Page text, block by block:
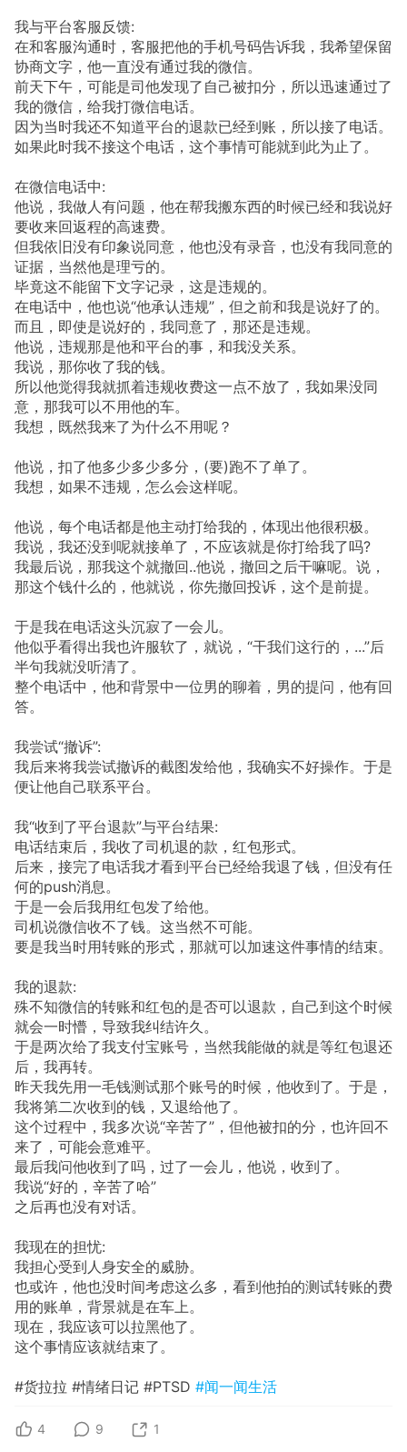
我与平台客服反馈:
在和客服沟通时，客服把他的手机号码告诉我，我希望保留
协商文字，他一直没有通过我的微信。
前天下午，可能是司他发现了自己被扣分，所以迅速通过了
我的微信，给我打微信电话。
因为当时我还不知道平台的退款已经到账，所以接了电话。
如果此时我不接这个电话，这个事情可能就到此为止了。
在微信电话中:
他说，我做人有问题，他在帮我搬东西的时候已经和我说好
要收来回返程的高速费。
但我依旧没有印象说同意，他也没有录音，也没有我同意的
证据，当然他是理亏的。
毕竟这不能留下文字记录，这是违规的。
在电话中，他也说“他承认违规”，但之前和我是说好了的。
而且，即使是说好的，我同意了，那还是违规。
他说，违规那是他和平台的事，和我没关系。
我说，那你收了我的钱。
所以他觉得我就抓着违规收费这一点不放了，我如果没同
意，那我可以不用他的车。
我想，既然我来了为什么不用呢？
他说，扣了他多少多少多分，(要)跑不了单了。
我想，如果不违规，怎么会这样呢。
他说，每个电话都是他主动打给我的，体现出他很积极。
我说，我还没到呢就接单了，不应该就是你打给我了吗?
我最后说，那我这个就撤回..他说，撤回之后干嘛呢。说，
那这个钱什么的，他就说，你先撤回投诉，这个是前提。
于是我在电话这头沉寂了一会儿。
他似乎看得出我也许服软了，就说，“干我们这行的，...”后
半句我就没听清了。
整个电话中，他和背景中一位男的聊着，男的提问，他有回
答。
我尝试“撤诉”:
我后来将我尝试撤诉的截图发给他，我确实不好操作。于是
便让他自己联系平台。
我“收到了平台退款”与平台结果:
电话结束后，我收了司机退的款，红包形式。
后来，接完了电话我才看到平台已经给我退了钱，但没有任
何的push消息。
于是一会后我用红包发了给他。
司机说微信收不了钱。这当然不可能。
要是我当时用转账的形式，那就可以加速这件事情的结束。
我的退款:
殊不知微信的转账和红包的是否可以退款，自己到这个时候
就会一时懵，导致我纠结许久。
于是两次给了我支付宝账号，当然我能做的就是等红包退还
后，我再转。
昨天我先用一毛钱测试那个账号的时候，他收到了。于是，
我将第二次收到的钱，又退给他了。
这个过程中，我多次说“辛苦了”，但他被扣的分，也许回不
来了，可能会意难平。
最后我问他收到了吗，过了一会儿，他说，收到了。
我说“好的，辛苦了哈”
之后再也没有对话。
我现在的担忧:
我担心受到人身安全的威胁。
也或许，他也没时间考虑这么多，看到他拍的测试转账的费
用的账单，背景就是在车上。
现在，我应该可以拉黑他了。
这个事情应该就结束了。
#货拉拉 #情绪日记 #PTSD #闻一闻生活
4 9 1